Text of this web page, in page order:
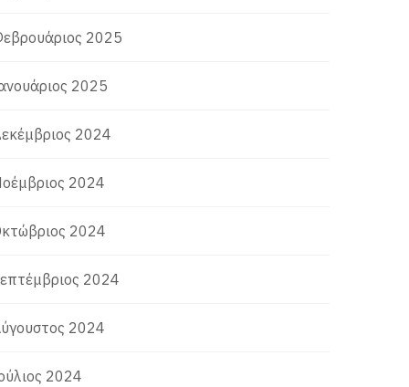
2025
2025
2024
2024
2024
2024
2024
2024